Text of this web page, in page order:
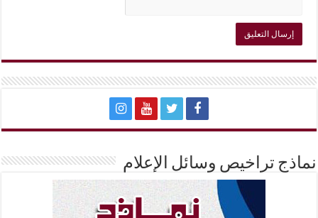
نماذج تراخيص وسائل الإعلام